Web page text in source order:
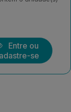
Entre ou
se